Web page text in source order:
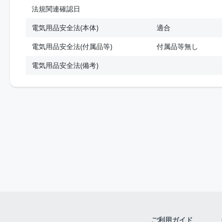
法規関連確認日
電気用品安全法(本体)
適合
電気用品安全法(付属品等)
付属品等無し
電気用品安全法(備考)
ご利用ガイド